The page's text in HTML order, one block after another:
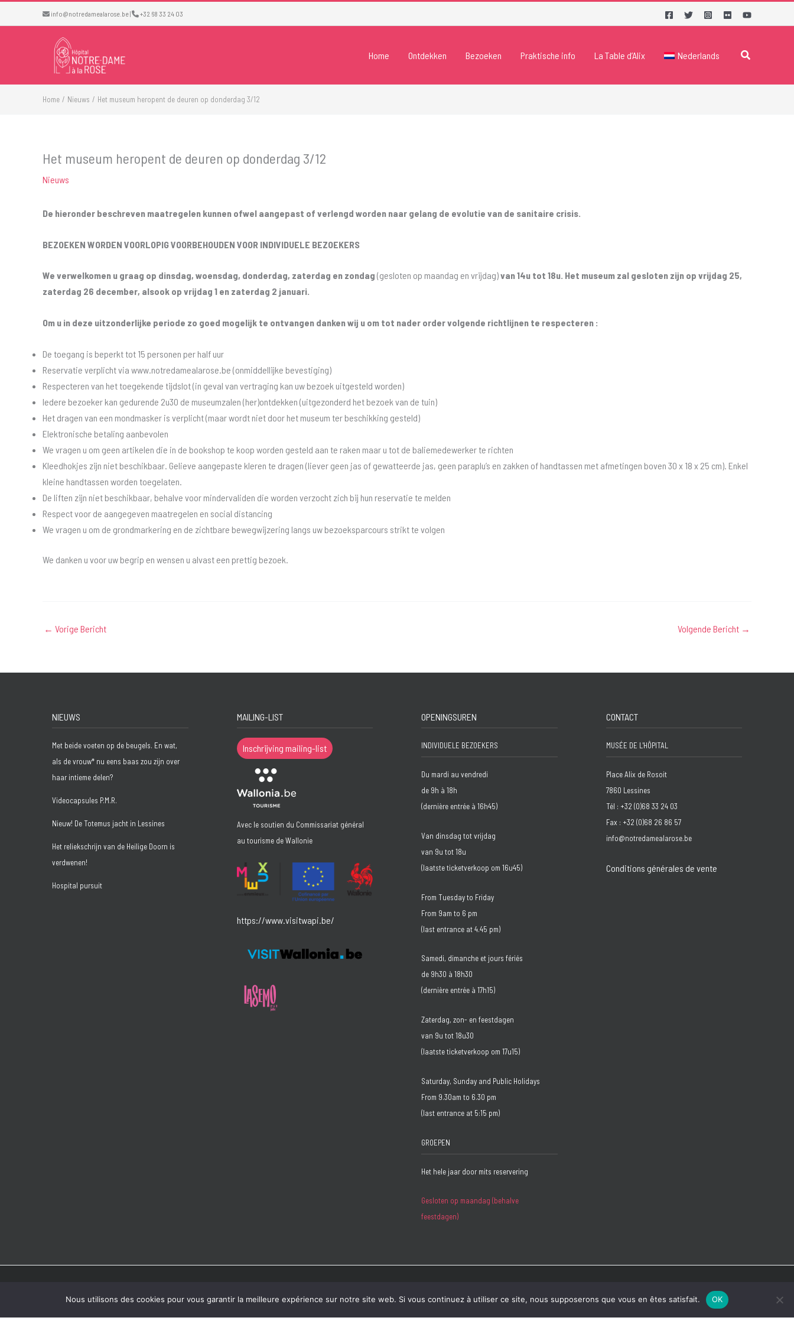
naar
info@notredamealarose.be| +32 68 33 24 03
Home Ontdekken Bezoeken Praktische info La Table d’Alix Nederlands Zoeken
Home Nieuws Het museum heropent de deuren op donderdag 3/12
Het museum heropent de deuren op donderdag 3/12
Nieuws
De hieronder beschreven maatregelen kunnen ofwel aangepast of verlengd worden naar gelang de evolutie van de sanitaire crisis.
BEZOEKEN WORDEN VOORLOPIG VOORBEHOUDEN VOOR INDIVIDUELE BEZOEKERS
We verwelkomen u graag op dinsdag, woensdag, donderdag, zaterdag en zondag (gesloten op maandag en vrijdag)van 14u tot 18u. Het museum zal gesloten zijn op vrijdag 25,
zaterdag 26 december, alsook op vrijdag 1 en zaterdag 2 januari.
Om u in deze uitzonderlijke periode zo goed mogelijk te ontvangen danken wij u om tot nader order volgende richtlijnen te respecteren :
De toegang is beperkt tot 15 personen per half uur
Reservatie verplicht via www.notredamealarose.be (onmiddellijke bevestiging)
Respecteren van het toegekende tijdslot (in geval van vertraging kan uw bezoek uitgesteld worden)
Iedere bezoeker kan gedurende 2u30 de museumzalen (her)ontdekken (uitgezonderd het bezoek van de tuin)
Het dragen van een mondmasker is verplicht (maar wordt niet door het museum ter beschikking gesteld)
Elektronische betaling aanbevolen
We vragen u om geen artikelen die in de bookshop te koop worden gesteld aan te raken maar u tot de baliemedewerker te richten
Kleedhokjes zijn niet beschikbaar. Gelieve aangepaste kleren te dragen (liever geen jas of gewatteerde jas, geen paraplu’s en zakken of handtassen met afmetingen boven 30 x 18 x 25 cm). Enkel
kleine handtassen worden toegelaten.
De liften zijn niet beschikbaar, behalve voor mindervaliden die worden verzocht zich bij hun reservatie te melden
Respect voor de aangegeven maatregelen en social distancing
We vragen u om de grondmarkering en de zichtbare bewegwijzering langs uw bezoeksparcours strikt te volgen
We danken u voor uw begrip en wensen u alvast een prettig bezoek.
← Vorige Bericht Volgende Bericht →
NIEUWS
Met beide voeten op de beugels. En wat,
als de vrouw* nu eens baas zou zijn over
haar intieme delen?
Videocapsules P.M.R.
Nieuw! De Totemus jacht in Lessines
Het reliekschrijn van de Heilige Doorn is
verdwenen!
Hospital pursuit
MAILING-LIST
Inschrijving mailing-list
Avec le soutien du Commissariat général
au tourisme de Wallonie
https://www.visitwapi.be/
OPENINGSUREN
INDIVIDUELE BEZOEKERS
Du mardi au vendredi
de 9h à 18h
(dernière entrée à 16h45)
Van dinsdag tot vrijdag
van 9u tot 18u
(laatste ticketverkoop om 16u45)
From Tuesday to Friday
From 9am to 6 pm
(last entrance at 4.45 pm)
Samedi, dimanche et jours fériés
de 9h30 à 18h30
(dernière entrée à 17h15)
Zaterdag, zon- en feestdagen
van 9u tot 18u30
(laatste ticketverkoop om 17u15)
Saturday, Sunday and Public Holidays
From 9.30am to 6.30 pm
(last entrance at 5:15 pm)
GROEPEN
Het hele jaar door mits reservering
Gesloten op maandag (behalve
feestdagen)
CONTACT
MUSÉE DE L'HÔPITAL
Place Alix de Rosoit
7860 Lessines
Tél : +32 (0)68 33 24 03
Fax : +32 (0)68 26 86 57
info@notredamealarose.be
Conditions générales de vente
Nous utilisons des cookies pour vous garantir la meilleure expérience sur notre site web. Si vous continuez à utiliser ce site, nous supposerons que vous en êtes satisfait.
OK